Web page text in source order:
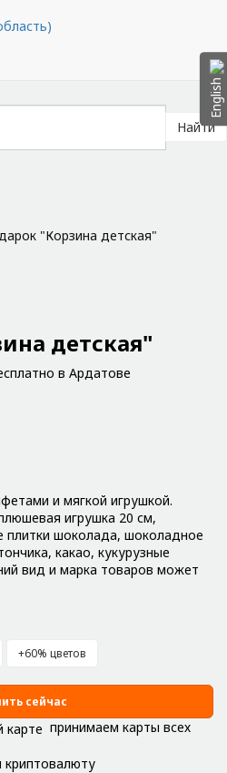
Найти
"Корзина детская"
детская"
в Ардатове
и мягкой игрушкой.
игрушка 20 см,
плитки шоколада, шоколадное
какао, кукурузные
вид и марка товаров может
+60% цветов
сейчас
принимаем карты всех
English